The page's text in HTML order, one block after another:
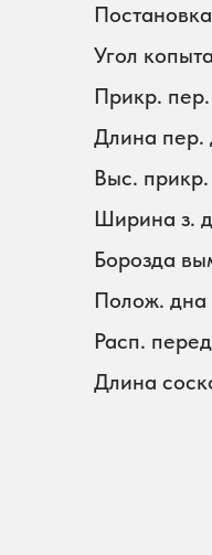
Угол копыта
Прикр.
Длина пер.
Выс.
Ширина з.
Борозда
Полож.
Расп.
Длина